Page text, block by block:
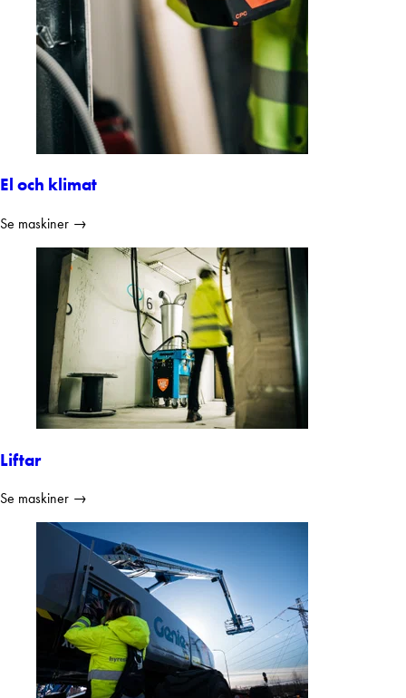
El och klimat
Se maskiner →
Liftar
Se maskiner →